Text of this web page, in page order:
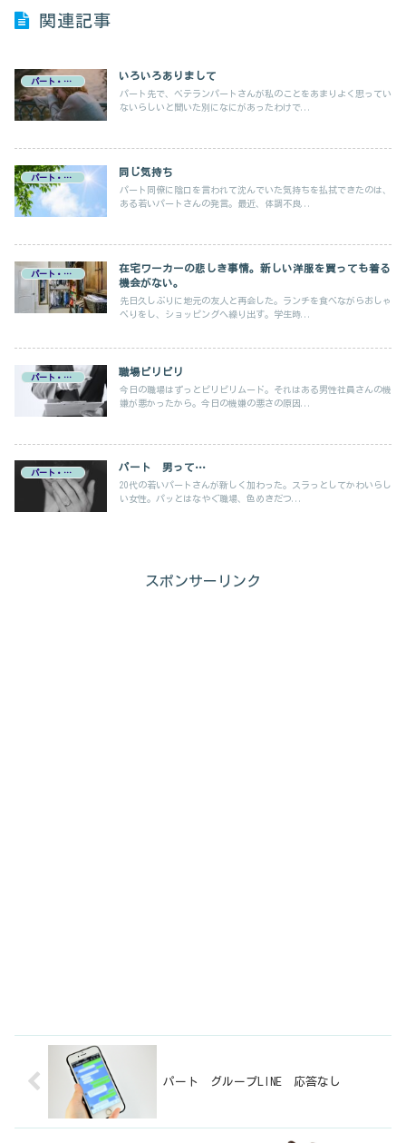
関連記事
パート・在宅ワーク
いろいろありまして
パート先で、ベテランパートさんが私のことをあまりよく思ってい
ないらしいと聞いた別になにがあったわけで...
パート・在宅ワーク
同じ気持ち
パート同僚に陰口を言われて沈んでいた気持ちを払拭できたのは、
ある若いパートさんの発言。最近、体調不良...
パート・在宅ワーク
在宅ワーカーの悲しき事情。新しい洋服を買っても着る
機会がない。
先日久しぶりに地元の友人と再会した。ランチを食べながらおしゃ
べりをし、ショッピングへ繰り出す。学生時...
パート・在宅ワーク
職場ピリピリ
今日の職場はずっとピリピリムード。それはある男性社員さんの機
嫌が悪かったから。今日の機嫌の悪さの原因...
パート・在宅ワーク
パート 男って…
20代の若いパートさんが新しく加わった。スラっとしてかわいらし
い女性。パッとはなやぐ職場、色めきだつ...
スポンサーリンク
パート グループLINE 応答なし